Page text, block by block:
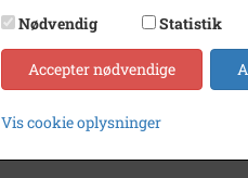
Nødvendig
Statistik
Accepter nødvendige
Vis cookie oplysninger